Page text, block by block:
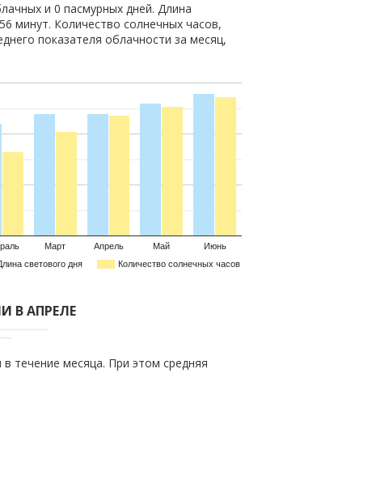
и 0 пасмурных дней. Длина
минут. Количество солнечных часов,
показателя облачности за месяц,
светового дня Количество солнечных часов
Март Апрель Май Июнь
В АПРЕЛЕ
течение месяца. При этом средняя